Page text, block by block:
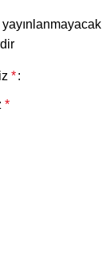
*
*